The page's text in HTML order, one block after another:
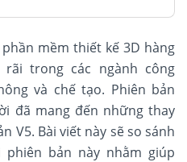
mềm thiết kế 3D hàng
trong các ngành công
và chế tạo. Phiên bản
đã mang đến những thay
V5. Bài viết này sẽ so sánh
bản này nhằm giúp